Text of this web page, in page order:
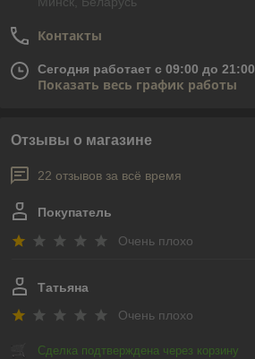
Контакты
Сегодня работает с 09:00 до 21:00
Показать весь график работы
Отзывы о магазине
22 отзывов за всё время
Покупатель
Очень плохо
Татьяна
Очень плохо
Сделка подтверждена через корзину